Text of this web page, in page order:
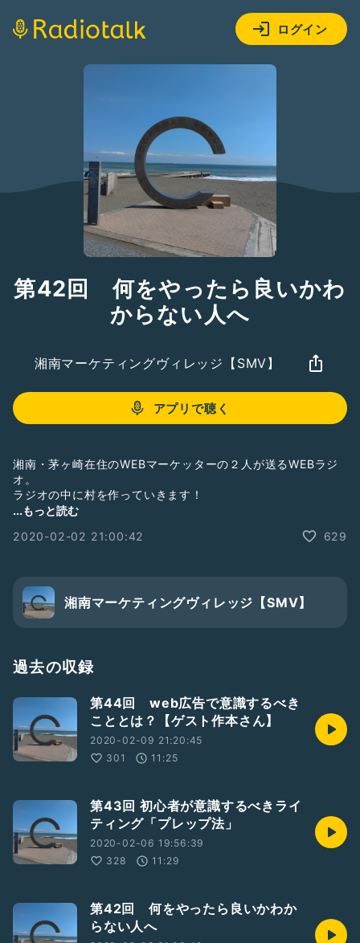
ログイン
第42回 何をやったら良いかわ
からない人へ
湘南マーケティングヴィレッジ【SMV】
アプリで聴く
湘南・茅ヶ崎在住のWEBマーケッターの２人が送るWEBラジ
オ。
ラジオの中に村を作っていきます！
#湘南マーケティング
▼過去の配信一覧▼
https://radiotalk.jp/program/33349
...もっと読む
2020-02-02 21:00:42
629
湘南マーケティングヴィレッジ【SMV】
過去の収録
第44回 web広告で意識するべき
こととは？【ゲスト作本さん】
2020-02-09 21:20:45
301
11:25
第43回 初心者が意識するべきライ
ティング「プレップ法」
2020-02-06 19:56:39
328
11:29
第42回 何をやったら良いかわか
らない人へ